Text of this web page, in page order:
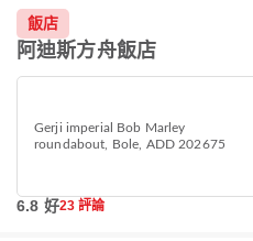
飯店
阿迪斯方舟飯店
Gerji imperial Bob Marley
roundabout, Bole, ADD 202675
6.8 好23 評論